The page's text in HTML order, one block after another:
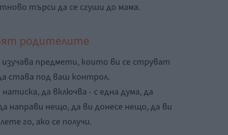
търси да се сгуши до мама.
родителите
предмети, които ви се струват
става под ваш контрол.
да включва - с една дума, да
направи нещо, да ви донесе нещо, да ви
го, ако се получи.